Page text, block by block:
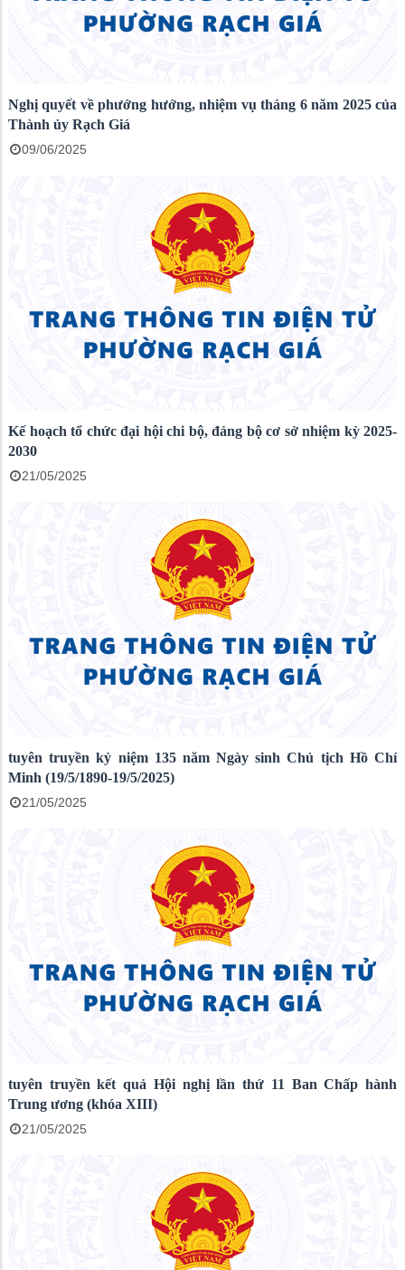
Nghị quyết về phướng hướng, nhiệm vụ tháng 6 năm 2025 của
Thành ủy Rạch Giá
09/06/2025
Kế hoạch tổ chức đại hội chi bộ, đảng bộ cơ sở nhiệm kỳ 2025-
2030
21/05/2025
tuyên truyền kỷ niệm 135 năm Ngày sinh Chủ tịch Hồ Chí
Minh (19/5/1890-19/5/2025)
21/05/2025
tuyên truyền kết quả Hội nghị lần thứ 11 Ban Chấp hành
Trung ương (khóa XIII)
21/05/2025